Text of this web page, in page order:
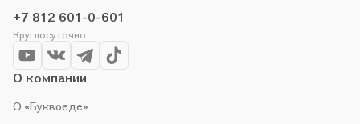
+7 812 601-0-601
Круглосуточно
О компании
О «Буквоеде»